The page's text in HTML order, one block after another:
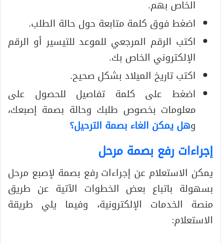
الخاص بهم.
اضغط فوق كلمة متابعة حول حالة الطلب.
اكتب الرقم المرجعي للموعد للتيسير أو الرقم
الإلكتروني الخاص بك.
اكتب تاريخ الميلاد بشكل صحيح.
اضغط على كلمة تفاصيل للحصول على
معلومات بخصوص طلبك وحالة بصمة إصبعك،
وهل يمكن الغاء بصمة الترحيل؟
إجراءات رفع بصمة مرحل
يمكن الاستعلام عن إجراءات رفع بصمة لإصبع مرحل
بسهولة باتباع بعض الخطوات الآتية عن طريق
منصة الخدمات الإلكترونية، وفيما يلي طريقة
الاستعلام: